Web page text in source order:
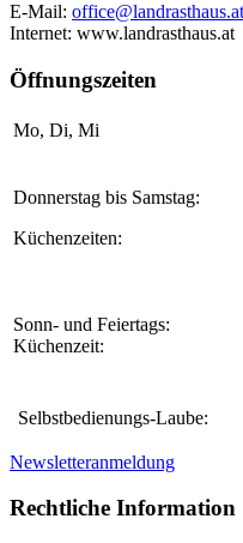
E-Mail: office@landrasthaus.at
Internet: www.landrasthaus.at
Öffnungszeiten
Mo, Di, Mi
Donnerstag bis Samstag:
Küchenzeiten:
Sonn- und Feiertags:
Küchenzeit:
Selbstbedienungs-Laube:
Newsletteranmeldung
Rechtliche Information